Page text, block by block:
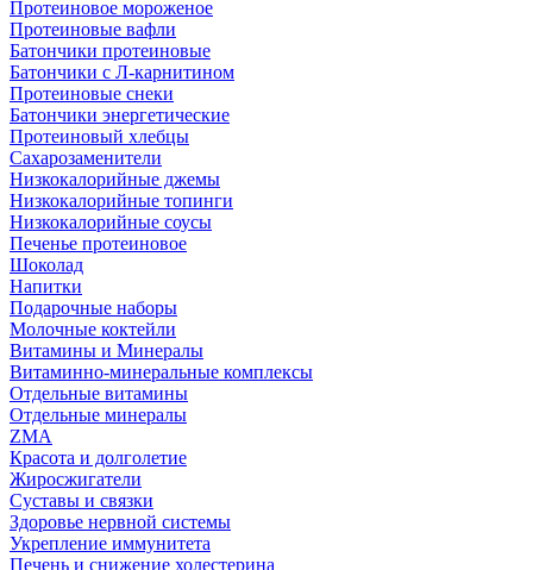
Протеиновое мороженое
Протеиновые вафли
Батончики протеиновые
Батончики с Л-карнитином
Протеиновые снеки
Батончики энергетические
Протеиновый хлебцы
Сахарозаменители
Низкокалорийные джемы
Низкокалорийные топинги
Низкокалорийные соусы
Печенье протеиновое
Шоколад
Напитки
Подарочные наборы
Молочные коктейли
Витамины и Минералы
Витаминно-минеральные комплексы
Отдельные витамины
Отдельные минералы
ZMA
Красота и долголетие
Жиросжигатели
Суставы и связки
Здоровье нервной системы
Укрепление иммунитета
Печень и снижение холестерина